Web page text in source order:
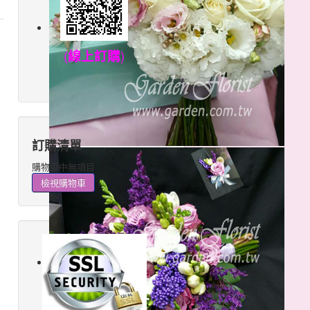
(線上訂購)
訂購清單
購物車中無項目